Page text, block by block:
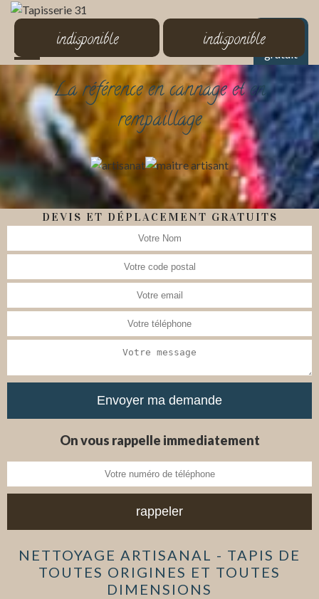
Devis
gratuit
indisponible indisponible
La référence en cannage et en
rempaillage
DEVIS ET DÉPLACEMENT GRATUITS
On vous rappelle immediatement
NETTOYAGE ARTISANAL - TAPIS DE
TOUTES ORIGINES ET TOUTES
DIMENSIONS